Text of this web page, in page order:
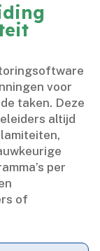
voor
taken.​ Deze
altijd
per
of